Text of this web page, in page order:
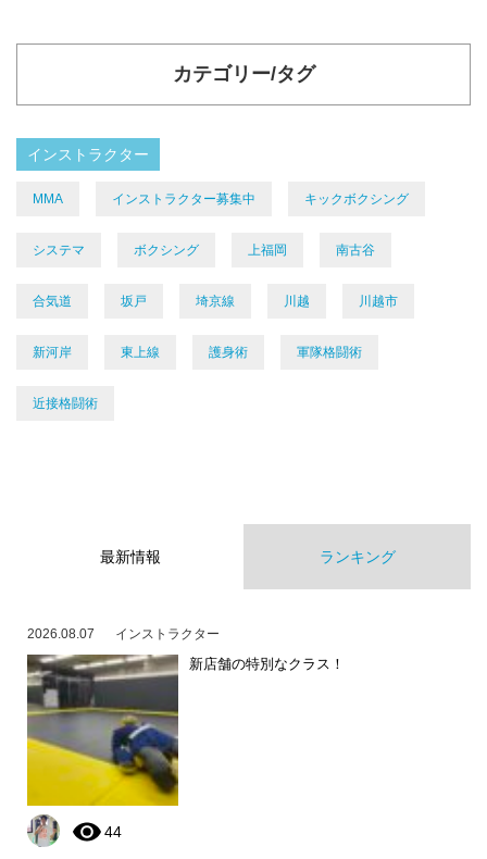
カテゴリー/タグ
インストラクター
MMA インストラクター募集中 キックボクシング
システマ ボクシング 上福岡 南古谷
合気道 坂戸 埼京線 川越 川越市
新河岸 東上線 護身術 軍隊格闘術
近接格闘術
最新情報 ランキング
2026.08.07 インストラクター
新店舗の特別なクラス！
44